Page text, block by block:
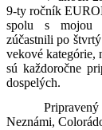
9-ty ročník
spolu s mojou
zúčastnili po
vekové kategórie,
sú každoročne
dospelých.
Neznámi,